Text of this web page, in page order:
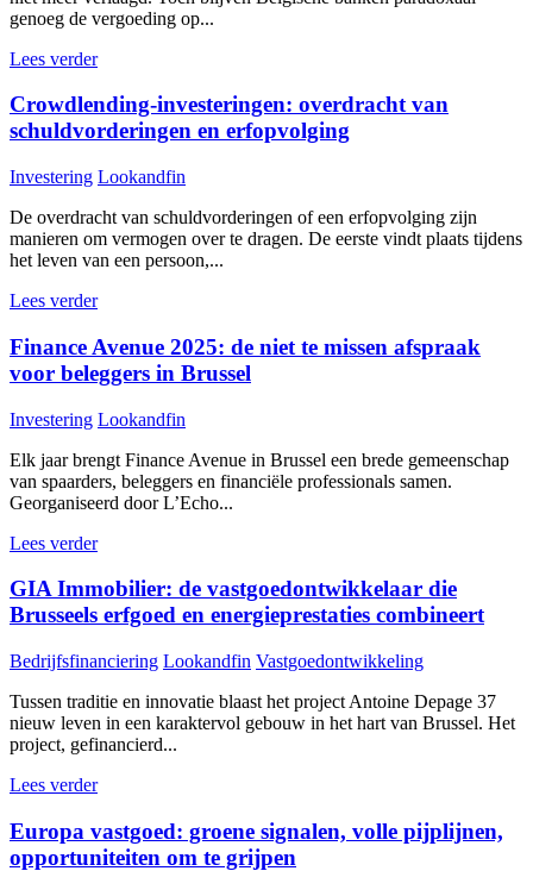
genoeg de vergoeding op...
Lees verder
Crowdlending-investeringen: overdracht van
schuldvorderingen en erfopvolging
Investering Lookandfin
De overdracht van schuldvorderingen of een erfopvolging zijn
manieren om vermogen over te dragen. De eerste vindt plaats tijdens
het leven van een persoon,...
Lees verder
Finance Avenue 2025: de niet te missen afspraak
voor beleggers in Brussel
Investering Lookandfin
Elk jaar brengt Finance Avenue in Brussel een brede gemeenschap
van spaarders, beleggers en financiële professionals samen.
Georganiseerd door L’Echo...
Lees verder
GIA Immobilier: de vastgoedontwikkelaar die
Brusseels erfgoed en energieprestaties combineert
Bedrijfsfinanciering Lookandfin Vastgoedontwikkeling
Tussen traditie en innovatie blaast het project Antoine Depage 37
nieuw leven in een karaktervol gebouw in het hart van Brussel. Het
project, gefinancierd...
Lees verder
Europa vastgoed: groene signalen, volle pijplijnen,
opportuniteiten om te grijpen